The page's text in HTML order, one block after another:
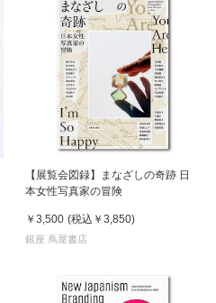
【展覧会図録】まなざしの奇跡 日
本女性写真家の冒険
￥3,500 (税込 ￥3,850)
銀座 蔦屋書店